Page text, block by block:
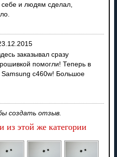
себе и людям сделал,
заказывал сразу
помогли! Теперь в
c460w! Большое
создать отзыв.
из этой же категории